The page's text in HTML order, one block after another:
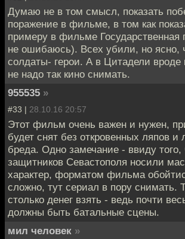
Думаю не в том смысл, показать
поражение в фильме, в том как
примеру в фильме Государственная
не ошибаюсь). Всех убили, но ясно,
солдаты- герои. А в Цитадели вроде
не надо так кино снимать.
955535 »
#33 | 28.10.16 20:57
Этот фильм очень важен и нужен,
будет снят без откровенных ляпов и
бреда. Одно замечание - ввиду того,
защитников Севастополя носили
характер, форматом фильма
сложно, тут сериал в пору снимать.
столько денег взять - ведь почти
должны быть батальные сцены.
мил человек »